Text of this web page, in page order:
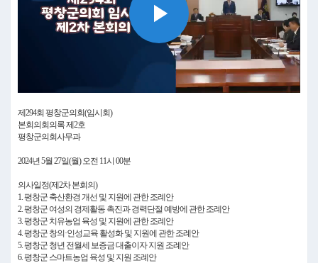
Play
Video
제294회 평창군의회(임시회)
본회의회의록 제2호
평창군의회사무과
2024년 5월 27일(월) 오전 11시 00분
의사일정(제2차 본회의)
1. 평창군 축산환경 개선 및 지원에 관한 조례안
2. 평창군 여성의 경제활동 촉진과 경력단절 예방에 관한 조례안
3. 평창군 치유농업 육성 및 지원에 관한 조례안
4. 평창군 창의·인성교육 활성화 및 지원에 관한 조례안
5. 평창군 청년 전월세 보증금 대출이자 지원 조례안
6. 평창군 스마트농업 육성 및 지원 조례안